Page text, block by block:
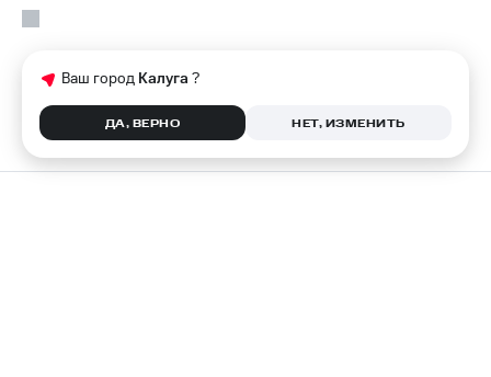
Ваш город Калуга ?
ДА, ВЕРНО НЕТ, ИЗМЕНИТЬ